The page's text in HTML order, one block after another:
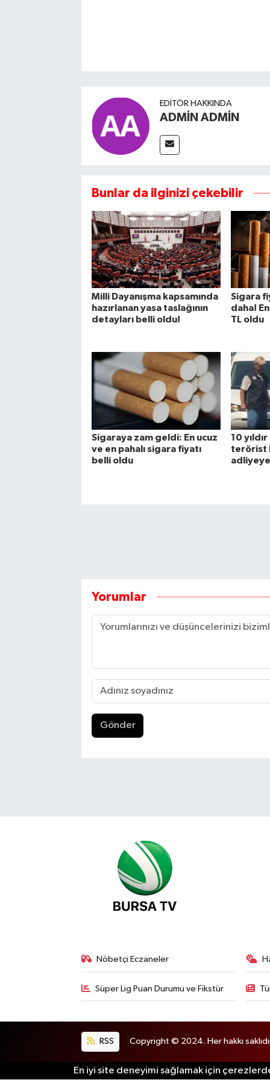
EDITÖR HAKKINDA
ADMİN ADMİN
Bunlar da ilginizi çekebilir
Milli Dayanışma kapsamında
hazırlanan yasa taslağının
detayları belli oldu!
Sigara
daha!
TL oldu
Sigaraya zam geldi: En ucuz
ve en pahalı sigara fiyatı
belli oldu
10
terörist
Yorumlar
Gönder
Nöbetçi Eczaneler
Süper Lig Puan Durumu ve Fikstür
RSS Copyright © 2024. Her hakkı
En iyi site deneyimi sağlamak için